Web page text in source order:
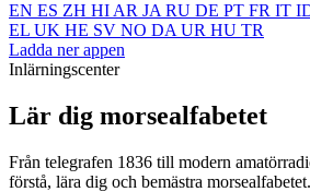
EN ES ZH HI AR JA RU DE PT FR IT
EL UK HE SV NO DA UR HU TR
Ladda ner appen
Inlärningscenter
Lär dig morsealfabetet
Från telegrafen 1836 till modern
förstå, lära dig och bemästra morsealfabetet.